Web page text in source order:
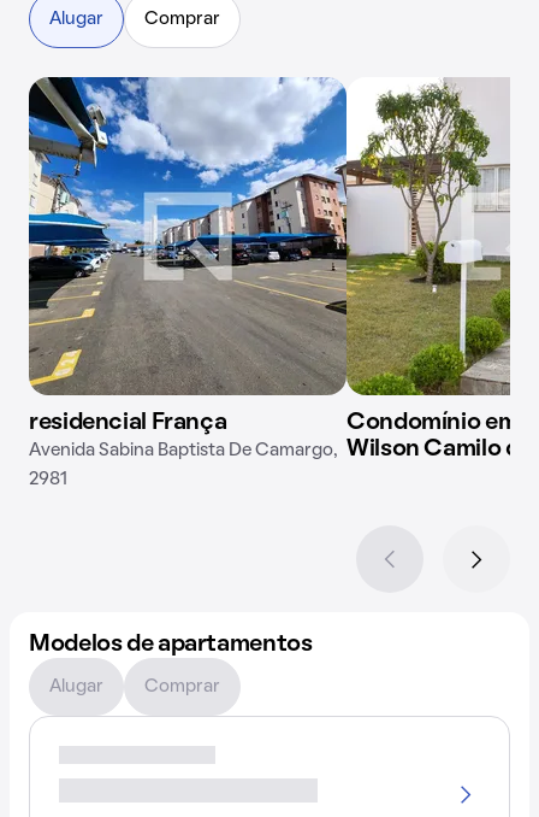
Alugar Comprar
residencial França
Avenida Sabina Baptista De Camargo,
2981
Condomínio em
Wilson Camilo de
Modelos de apartamentos
Alugar Comprar